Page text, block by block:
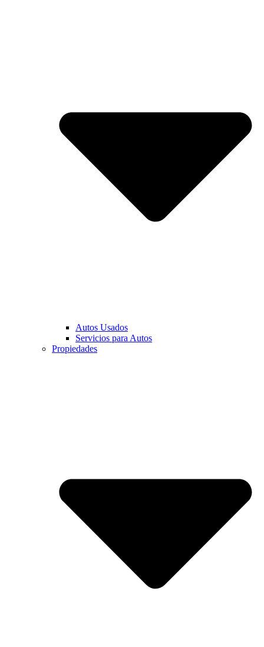
Autos Usados
Servicios para Autos
Propiedades